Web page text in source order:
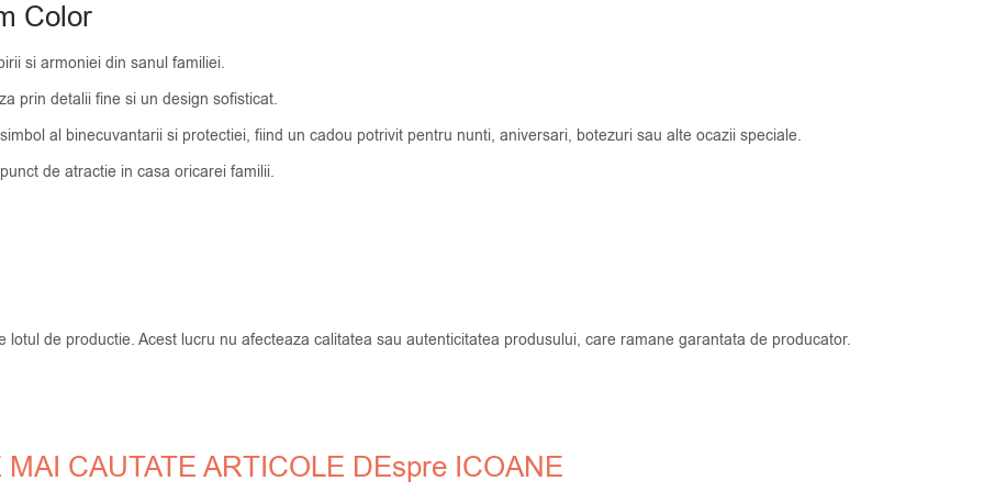
Color
si armoniei din sanul familiei.
prin detalii fine si un design sofisticat.
al binecuvantarii si protectiei, fiind un cadou potrivit pentru nunti, aniversari, botezuri sau alte ocazii speciale.
de atractie in casa oricarei familii.
de productie. Acest lucru nu afecteaza calitatea sau autenticitatea produsului, care ramane garantata de producator.
MAI CAUTATE ARTICOLE DEspre ICOANE